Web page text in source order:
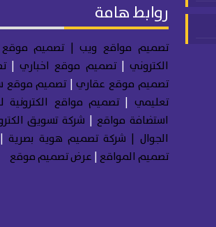
روابط هامة
تصميم مواقع ويب | تصميم
الكتروني |تصميم موقع اخباري|
تصميم موقع عقاري|تصميم موقع
تعليمي |تصميم مواقع الكترونية
استضافة مواقع | شركة تسويق
الجوال | شركة تصميم هوية بصرية|
تصميم المواقع | عرض تصميم موقع